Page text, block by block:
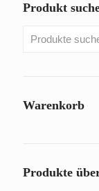
Produkt
Warenkorb
Produkte